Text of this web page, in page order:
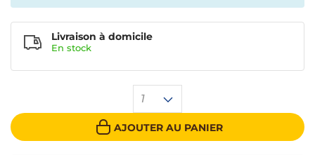
1
AJOUTER AU PANIER
Livraison à domicile
En stock